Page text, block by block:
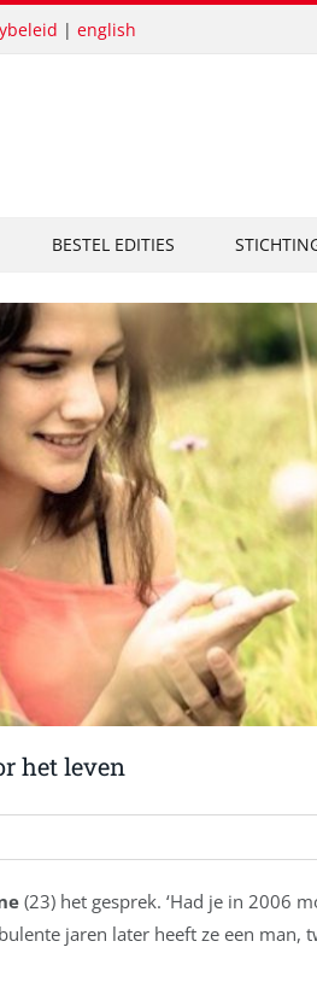
| english
BESTEL EDITIES
het leven
(23) het gesprek. ‘Had je in 2006
jaren later heeft ze een man,